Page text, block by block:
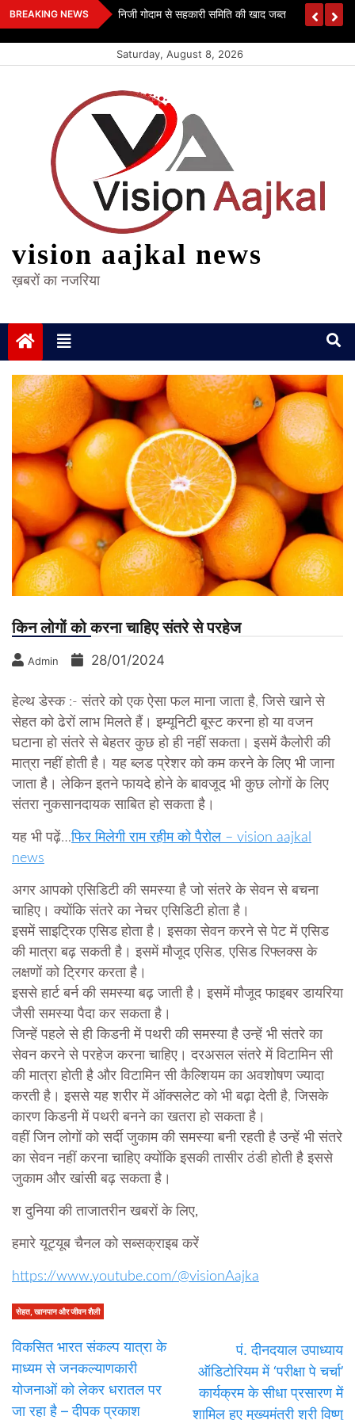
Skip
to
BREAKING NEWS निजी गोदाम से सहकारी समिति की खाद जब्त
Saturday, August 8, 2026
vision aajkal news
ख़बरों का नजरिया
किन लोगों को करना चाहिए संतरे से परहेज
Admin 28/01/2024
हेल्थ डेस्क :- संतरे को एक ऐसा फल माना जाता है, जिसे खाने से
सेहत को ढेरों लाभ मिलते हैं। इम्यूनिटी बूस्ट करना हो या वजन
घटाना हो संतरे से बेहतर कुछ हो ही नहीं सकता। इसमें कैलोरी की
मात्रा नहीं होती है। यह ब्लड प्रेशर को कम करने के लिए भी जाना
जाता है। लेकिन इतने फायदे होने के बावजूद भी कुछ लोगों के लिए
संतरा नुकसानदायक साबित हो सकता है।
यह भी पढ़ें…फिर मिलेगी राम रहीम को पैरोल – vision aajkal
news
अगर आपको एसिडिटी की समस्या है जो संतरे के सेवन से बचना
चाहिए। क्योंकि संतरे का नेचर एसिडिटी होता है।
इसमें साइट्रिक एसिड होता है। इसका सेवन करने से पेट में एसिड
की मात्रा बढ़ सकती है। इसमें मौजूद एसिड, एसिड रिफ्लक्स के
लक्षणों को ट्रिगर करता है।
इससे हार्ट बर्न की समस्या बढ़ जाती है। इसमें मौजूद फाइबर डायरिया
जैसी समस्या पैदा कर सकता है।
जिन्हें पहले से ही किडनी में पथरी की समस्या है उन्हें भी संतरे का
सेवन करने से परहेज करना चाहिए। दरअसल संतरे में विटामिन सी
की मात्रा होती है और विटामिन सी कैल्शियम का अवशोषण ज्यादा
करती है। इससे यह शरीर में ऑक्सलेट को भी बढ़ा देती है, जिसके
कारण किडनी में पथरी बनने का खतरा हो सकता है।
वहीं जिन लोगों को सर्दी जुकाम की समस्या बनी रहती है उन्हें भी संतरे
का सेवन नहीं करना चाहिए क्योंकि इसकी तासीर ठंडी होती है इससे
जुकाम और खांसी बढ़ सकता है।
श दुनिया की ताजातरीन खबरों के लिए,
हमारे यूट्यूब चैनल को सब्सक्राइब करें
https://www.youtube.com/@visionAajka
सेहत, खानपान और जीवन शैली
विकसित भारत संकल्प यात्रा के
माध्यम से जनकल्याणकारी
योजनाओं को लेकर धरातल पर
जा रहा है – दीपक प्रकाश
पं. दीनदयाल उपाध्याय
ऑडिटोरियम में ‘परीक्षा पे चर्चा’
कार्यक्रम के सीधा प्रसारण में
शामिल हुए मुख्यमंत्री श्री विष्णु